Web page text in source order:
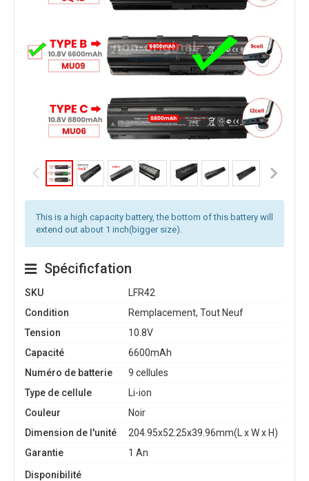
This is a high capacity battery, the bottom of this battery will
extend out about 1 inch(bigger size).
Spécificfation
SKU
LFR42
Condition
Remplacement, Tout Neuf
Tension
10.8V
Capacité
6600mAh
Numéro de batterie
9 cellules
Type de cellule
Li-ion
Couleur
Noir
Dimension de l'unité
204.95x52.25x39.96mm(L x W x H)
Garantie
1 An
Disponibilité